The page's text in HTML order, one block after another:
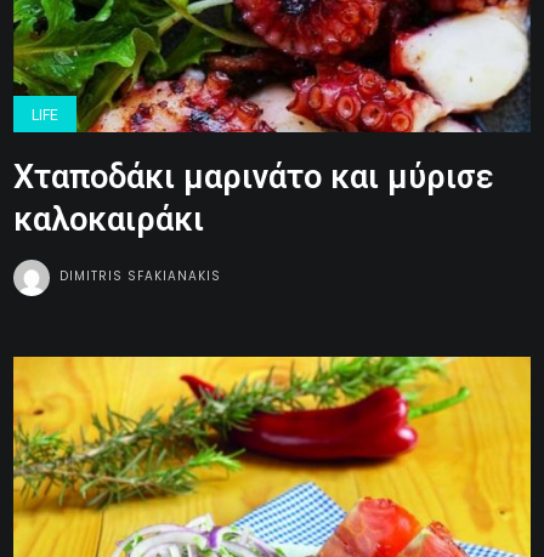
LIFE
Χταποδάκι μαρινάτο και μύρισε
καλοκαιράκι
DIMITRIS SFAKIANAKIS